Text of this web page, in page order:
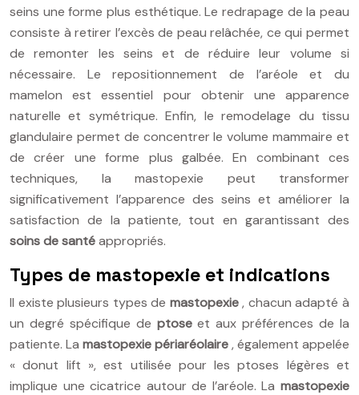
seins une forme plus esthétique. Le redrapage de la peau
consiste à retirer l’excès de peau relâchée, ce qui permet
de remonter les seins et de réduire leur volume si
nécessaire. Le repositionnement de l’aréole et du
mamelon est essentiel pour obtenir une apparence
naturelle et symétrique. Enfin, le remodelage du tissu
glandulaire permet de concentrer le volume mammaire et
de créer une forme plus galbée. En combinant ces
techniques, la mastopexie peut transformer
significativement l’apparence des seins et améliorer la
satisfaction de la patiente, tout en garantissant des
soins de santéappropriés.
Types de mastopexie et indications
Il existe plusieurs types de mastopexie, chacun adapté à
un degré spécifique de ptoseet aux préférences de la
patiente. La mastopexie périaréolaire, également appelée
« donut lift », est utilisée pour les ptoses légères et
implique une cicatrice autour de l’aréole. La mastopexie